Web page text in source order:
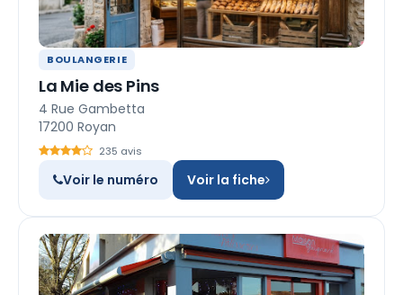
BOULANGERIE
La Mie des Pins
4 Rue Gambetta
17200 Royan
235 avis
Voir le numéro Voir la fiche